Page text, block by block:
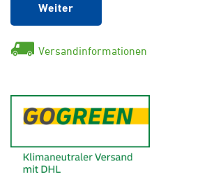
Weiter
Versandinformationen